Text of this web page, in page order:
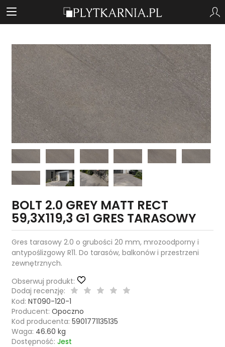
BOLT 2.0 GREY MATT RECT
59,3X119,3 G1 GRES TARASOWY
Gres tarasowy 2.0 o grubości 20 mm, mrozoodporny i
antypoślizgowy R11. Do tarasów, balkonów i przestrzeni
zewnętrznych.
Obserwuj produkt:
Dodaj recenzję:
Kod: NT090-120-1
Producent: Opoczno
Kod producenta: 5901771135135
Waga: 46.60 kg
Dostępność: Jest